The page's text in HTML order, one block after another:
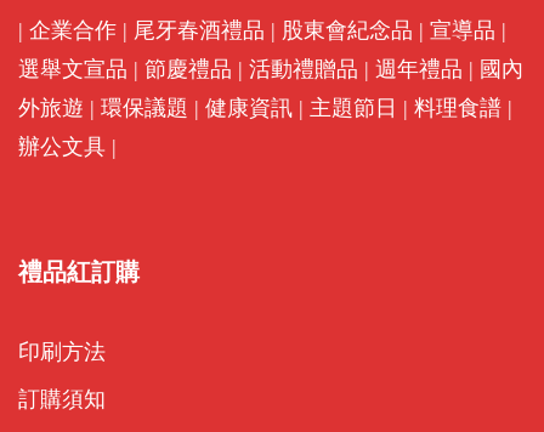
| 企業合作 | 尾牙春酒禮品 | 股東會紀念品 | 宣導品 |
選舉文宣品 | 節慶禮品 | 活動禮贈品 | 週年禮品 | 國內
外旅遊 | 環保議題 | 健康資訊 | 主題節日 | 料理食譜 |
辦公文具 |
禮品紅訂購
印刷方法
訂購須知